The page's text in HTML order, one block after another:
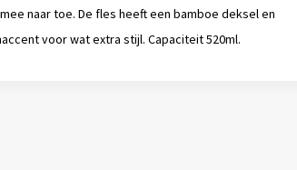
naar toe. De fles heeft een bamboe deksel en
voor wat extra stijl. Capaciteit 520ml.